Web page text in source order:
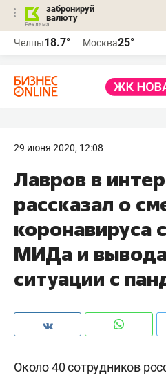
забронируй
валюту
Челны18.7° Москва25°
29 июня 2020, 12:08
Лавров в
рассказал о
коронавируса
МИДа и
ситуации с
Около 40 сотрудников